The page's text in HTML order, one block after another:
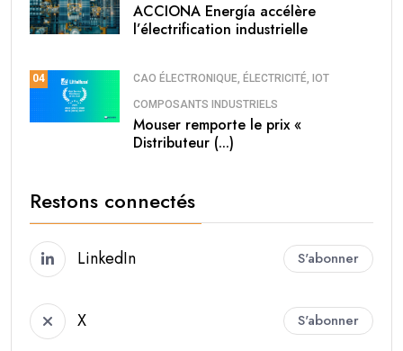
ACCIONA Energía accélère
l’électrification industrielle
04 CAO ÉLECTRONIQUE, ÉLECTRICITÉ, IOT
COMPOSANTS INDUSTRIELS
Mouser remporte le prix «
Distributeur (...)
Restons connectés
LinkedIn S'abonner
X S'abonner